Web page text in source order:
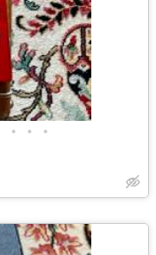
• • •